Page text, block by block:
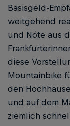
Basisgeld-
weitgehend
und Nöte aus
diese
Mountainbike
den
und auf dem
ziemlich